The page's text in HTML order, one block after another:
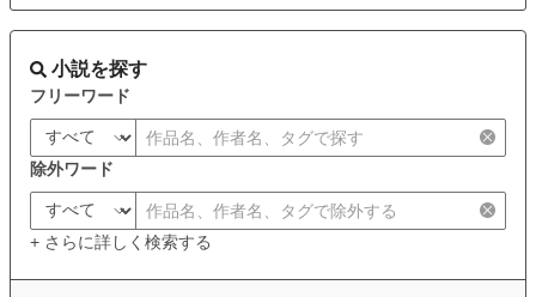
小説を探す
フリーワード
除外ワード
+ さらに詳しく検索する